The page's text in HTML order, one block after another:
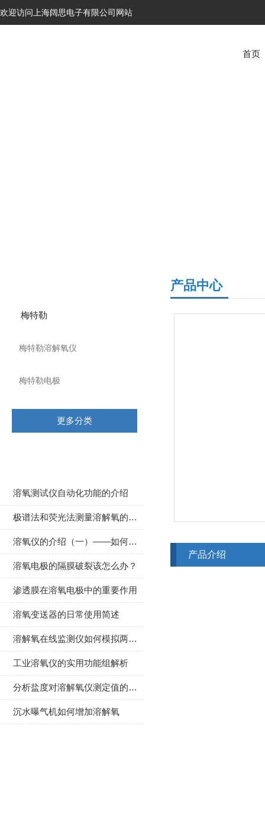
欢迎访问上海阔思电子有限公司网站
首页
梅特勒
梅特勒溶解氧仪
梅特勒电极
更多分类
溶氧测试仪自动化功能的介绍
极谱法和荧光法测量溶解氧的区别
溶氧仪的介绍（一）——如何选择合适的溶氧仪
溶氧电极的隔膜破裂该怎么办？
渗透膜在溶氧电极中的重要作用
溶氧变送器的日常使用简述
溶解氧在线监测仪如何模拟两路隔离式输出？
工业溶氧仪的实用功能组解析
分析盐度对溶解氧仪测定值的影响
沉水曝气机如何增加溶解氧
产品中心
产品介绍